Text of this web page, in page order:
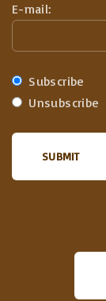
E-mail:
Subscribe
Unsubscribe